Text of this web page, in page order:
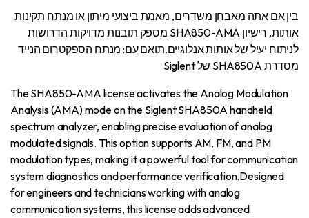
בין אם אתה מאבחן משדרים, מאמת ביצועי מיתון או מנתח תקינות
אותות, רישיון SHA850-AMA מספק תובנות מדויקות הדרושות
לניתוח יעיל של אותות אנלוגיים.תואם עם: מנתח הספקטרום הנייד
מסדרת SHA850A של Siglent
The SHA850-AMA license activates the Analog Modulation
Analysis (AMA) mode on the Siglent SHA850A handheld
spectrum analyzer, enabling precise evaluation of analog
modulated signals. This option supports AM, FM, and PM
modulation types, making it a powerful tool for communication
system diagnostics and performance verification.Designed
for engineers and technicians working with analog
communication systems, this license adds advanced